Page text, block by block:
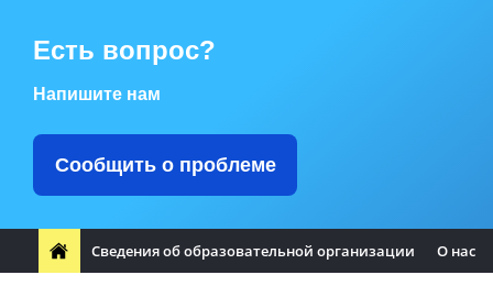
Есть вопрос?
Напишите нам
Сообщить о проблеме
Сведения об образовательной организации О нас